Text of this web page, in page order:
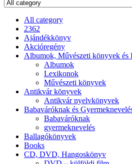
All category
2362
Ajándékkönyv
Akcióregény
Albumok, Művészeti könyvek és
Albumok
Lexikonok
Művészeti könyvek
Antikvár könyvek
Antikvár nyelvkönyvek
Babaváróknak és
Babaváróknak
gyermeknevelés
Ballagókönyvek
Books
CD, DVD, Hangoskönyv